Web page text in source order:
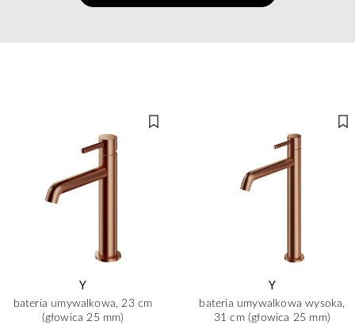
Y
bateria umywalkowa, 23 cm
(głowica 25 mm)
Y
bateria umywalkowa wysoka,
31 cm (głowica 25 mm)